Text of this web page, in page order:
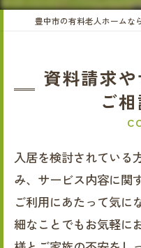
資料請求
ご
入居を検討されている
み、サービス内容に関
ご利用にあたって気に
細なことでもお気軽に